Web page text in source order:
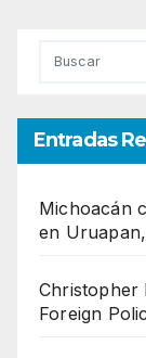
Entradas
Michoacán
en
Christopher
Foreign